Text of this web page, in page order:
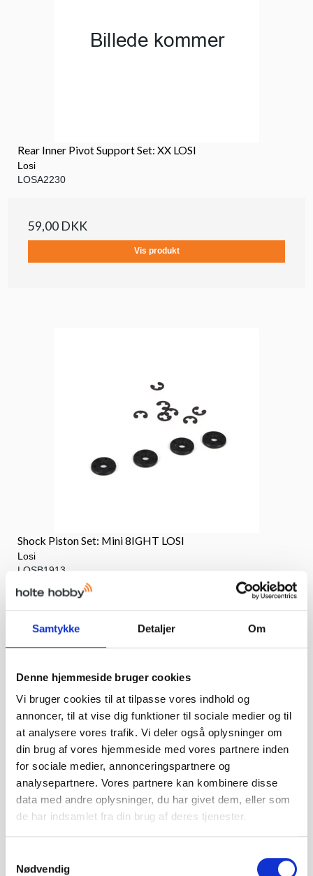
Samtykke Detaljer Om
Denne hjemmeside bruger cookies
Vi bruger cookies til at tilpasse vores indhold og
annoncer, til at vise dig funktioner til sociale medier og til
at analysere vores trafik. Vi deler også oplysninger om
din brug af vores hjemmeside med vores partnere inden
for sociale medier, annonceringspartnere og
analysepartnere. Vores partnere kan kombinere disse
data med andre oplysninger, du har givet dem, eller som
de har indsamlet fra din brug af deres tjenester.
Nødvendig
Rear Inner Pivot Support Set: XX LOSI
Losi
LOSA2230
59,00 DKK
Vis produkt
Shock Piston Set: Mini 8IGHT LOSI
Losi
LOSB1913